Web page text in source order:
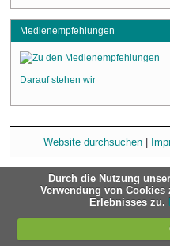
Medienempfehlungen
Darauf stehen wir
Website durchsuchen
Durch die Nutzung
Verwendung von Cookies
Erlebnisses zu.